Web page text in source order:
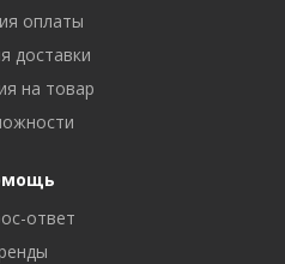
оплаты
доставки
на товар
ответ